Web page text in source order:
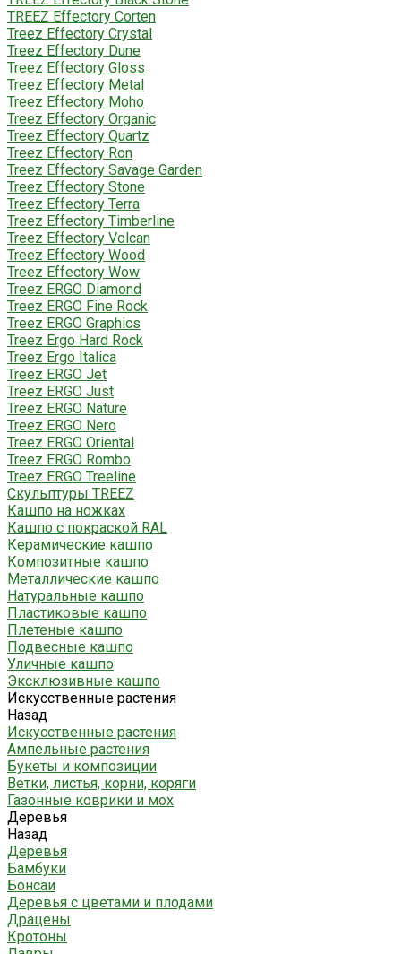
TREEZ Effectory Corten
Treez Effectory Crystal
Treez Effectory Dune
Treez Effectory Gloss
Treez Effectory Metal
Treez Effectory Moho
Treez Effectory Organic
Treez Effectory Quartz
Treez Effectory Ron
Treez Effectory Savage Garden
Treez Effectory Stone
Treez Effectory Terra
Treez Effectory Timberline
Treez Effectory Volcan
Treez Effectory Wood
Treez Effectory Wow
Treez ERGO Diamond
Treez ERGO Fine Rock
Treez ERGO Graphics
Treez Ergo Hard Rock
Treez Ergo Italica
Treez ERGO Jet
Treez ERGO Just
Treez ERGO Nature
Treez ERGO Nero
Treez ERGO Oriental
Treez ERGO Rombo
Treez ERGO Treeline
Скульптуры TREEZ
Кашпо на ножках
Кашпо с покраской RAL
Керамические кашпо
Композитные кашпо
Металлические кашпо
Натуральные кашпо
Пластиковые кашпо
Плетеные кашпо
Подвесные кашпо
Уличные кашпо
Эксклюзивные кашпо
Искусственные растения
Назад
Искусственные растения
Ампельные растения
Букеты и композиции
Ветки, листья, корни, коряги
Газонные коврики и мох
Деревья
Назад
Деревья
Бамбуки
Бонсаи
Деревья с цветами и плодами
Драцены
Кротоны